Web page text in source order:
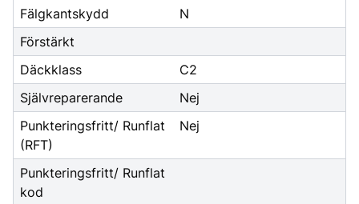
Fälgkantskydd
N
Förstärkt
Däckklass
C2
Självreparerande
Nej
Punkteringsfritt/ Runflat
(RFT)
Nej
Punkteringsfritt/ Runflat
kod